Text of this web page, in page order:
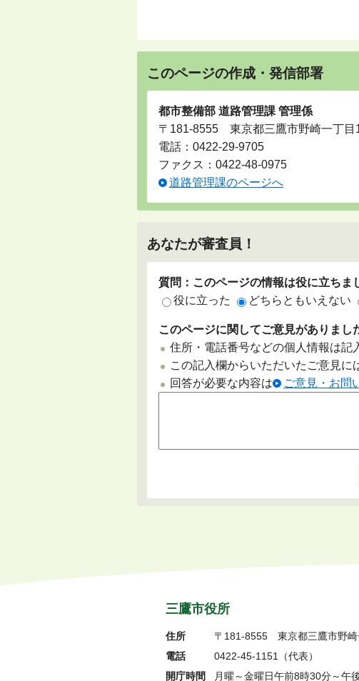
このページの作成・発信部署
都市整備部 道路管理課 管理係
〒181-8555 東京都三鷹市野崎一丁目
電話： 0422-29-9705
ファクス：0422-48-0975
道路管理課のページへ
あなたが審査員！
質問：このページの情報は役に立ちま
役に立った
どちらともいえない
このページに関してご意見がありまし
住所・電話番号などの個人情報は記
この記入欄からいただいたご意見に
回答が必要な内容は
ご意見・お問
三鷹市役所
住所 〒181-8555 東京都三鷹市野
電話
0422-45-1151 （代表）
開庁時間
月曜～金曜日午前8時30分～午